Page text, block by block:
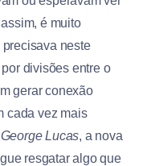
é muito
neste
divisões entre o
gerar conexão
cada vez mais
George Lucas, a nova
resgatar algo que